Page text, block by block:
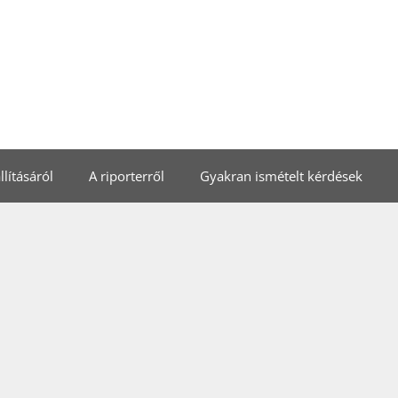
A riporterről Gyakran ismételt kérdések